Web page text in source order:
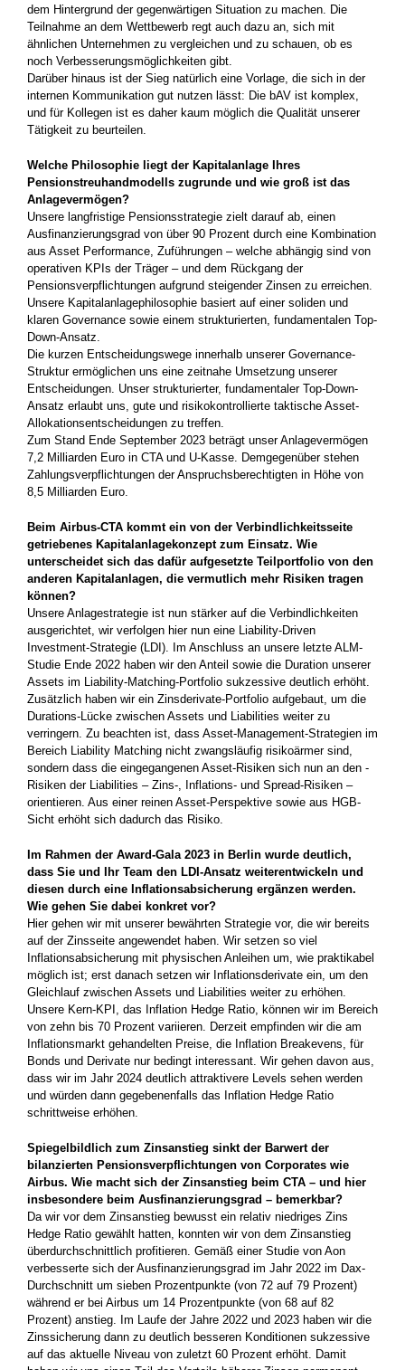
dem Hintergrund der gegenwärtigen Situation zu machen. Die
Teilnahme an dem Wettbewerb regt auch dazu an, sich mit
ähnlichen Unternehmen zu vergleichen und zu schauen, ob es
noch Verbesserungsmöglichkeiten gibt.
Darüber hinaus ist der Sieg natürlich eine Vorlage, die sich in der
internen Kommunikation gut nutzen lässt: Die bAV ist ­komplex,
und für Kollegen ist es daher kaum möglich die Qualität unserer
Tätigkeit zu beurteilen.
Welche Philosophie liegt der Kapitalanlage Ihres
Pensionstreuhandmodells zugrunde und wie groß ist das
Anlagevermögen?
Unsere langfristige Pensionsstrategie zielt darauf ab, einen
Ausfinanzierungsgrad von über 90 Prozent durch eine Kombination
aus Asset Performance, Zuführungen – welche abhängig sind von
operativen KPIs der Träger – und dem Rückgang der
Pensionsverpflichtungen aufgrund steigender Zinsen zu erreichen.
Unsere Kapitalanlage­philosophie basiert auf einer soliden und
klaren Governance sowie einem strukturierten, fundamentalen Top-
Down-Ansatz.
Die kurzen Entscheidungswege innerhalb unserer Governance-
Struktur ermöglichen uns eine zeitnahe Umsetzung unserer
Entscheidungen. Unser strukturierter, fundamentaler Top-Down-
Ansatz erlaubt uns, gute und risikokontrollierte taktische Asset-
Allokationsentscheidungen zu treffen.
Zum Stand Ende September 2023 beträgt unser Anlagevermögen
7,2 Milliarden Euro in CTA und U-Kasse. Demgegenüber ­stehen
Zahlungsverpflichtungen der Anspruchsberechtigten in Höhe von
8,5 Milliarden Euro.
Beim Airbus-CTA kommt ein von der Verbindlichkeitsseite
getriebenes Kapitalanlagekonzept zum Einsatz. Wie
unterscheidet sich das dafür aufgesetzte Teilportfolio von den
anderen Kapitalanlagen, die vermutlich mehr Risiken tragen
können?
Unsere Anlagestrategie ist nun stärker auf die Verbindlichkeiten
ausgerichtet, wir ­verfolgen hier nun eine Liability-Driven
Investment-Strategie (LDI). Im Anschluss an unsere letzte ALM-
Studie Ende 2022 haben wir den Anteil sowie die Duration unserer
Assets im Liability-Matching-Portfolio sukzessive deutlich erhöht.
Zusätzlich haben wir ein Zinsderivate-­Portfolio aufgebaut, um die
Durations-Lücke zwischen Assets und Liabilities weiter zu
verringern. Zu ­beachten ist, dass Asset-Management-Strategien im
Bereich ­Liability Matching nicht zwangsläufig ­risikoärmer sind,
sondern dass die eingegangenen ­Asset-Risiken sich nun an den ­
Risiken der Liabilities – Zins-, Inflations- und Spread-Risiken –
orientieren. Aus einer reinen ­Asset-Perspektive sowie aus HGB-
Sicht erhöht sich dadurch das Risiko.
Im Rahmen der Award-Gala 2023 in Berlin wurde deutlich,
dass Sie und Ihr Team den LDI-Ansatz weiterentwickeln und
diesen durch eine Inflationsabsicherung ergänzen werden.
Wie gehen Sie dabei konkret vor?
Hier gehen wir mit unserer bewährten ­Strategie vor, die wir bereits
auf der Zins­seite angewendet haben. Wir setzen so viel
Inflationsabsicherung mit physischen Anleihen um, wie praktikabel
möglich ist; erst danach setzen wir Inflationsderivate ein, um den
Gleichlauf zwischen Assets und ­Liabilities weiter zu erhöhen.
Unsere Kern-KPI, das Inflation Hedge ­Ratio, können wir im Bereich
von zehn bis 70 Prozent variieren. Derzeit empfinden wir die am
Inflationsmarkt gehandelten Preise, die Inflation Breakevens, für
Bonds und ­Derivate nur bedingt interessant. Wir gehen davon aus,
dass wir im Jahr 2024 deutlich attraktivere Levels sehen werden
und würden dann gegebenenfalls das Inflation Hedge Ratio
schrittweise erhöhen.
Spiegelbildlich zum Zinsanstieg sinkt der Barwert der
bilanzierten Pensionsverpflichtungen von Corporates wie
Airbus. Wie macht sich der Zinsanstieg beim CTA – und hier
insbesondere beim Ausfinanzierungsgrad – bemerkbar?
Da wir vor dem Zinsanstieg bewusst ein ­relativ niedriges Zins
Hedge Ratio gewählt hatten, konnten wir von dem Zinsanstieg
überdurchschnittlich profitieren. Gemäß ­einer Studie von Aon
verbesserte sich der Ausfinanzierungsgrad im Jahr 2022 im Dax-
Durchschnitt um sieben Prozentpunkte (von 72 auf 79 Prozent)
während er bei ­Airbus um 14 Prozentpunkte (von 68 auf 82
Prozent) anstieg. Im Laufe der Jahre 2022 und 2023 haben wir die
Zinssicherung dann zu deutlich besseren Konditionen sukzessive
auf das aktuelle Niveau von ­zuletzt 60 Prozent erhöht. Damit